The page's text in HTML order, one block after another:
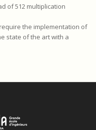
of 512 multiplication
the implementation of
state of the art with a